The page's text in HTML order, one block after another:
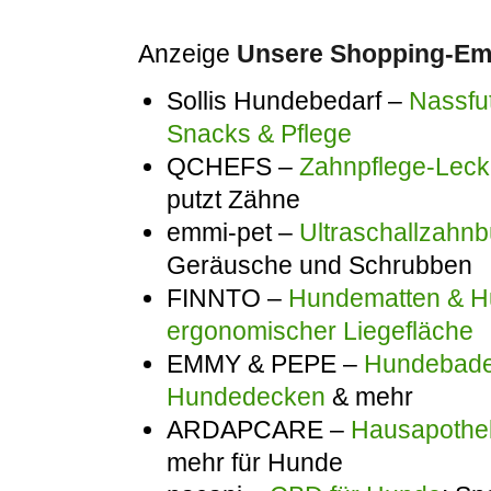
Anzeige Unsere Shopping-
Sollis Hundebedarf –
Snacks & Pflege
QCHEFS – Zahnpflege-
putzt Zähne
emmi-pet –
Geräusche und Schrubben
FINNTO – Hundematten &
ergonomischer Liegefläche
EMMY & PEPE –
Hundedecken & mehr
ARDAPCARE –
mehr für Hunde